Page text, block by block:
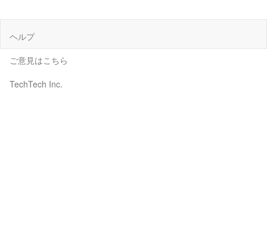
ヘルプ
ご意見はこちら
TechTech Inc.